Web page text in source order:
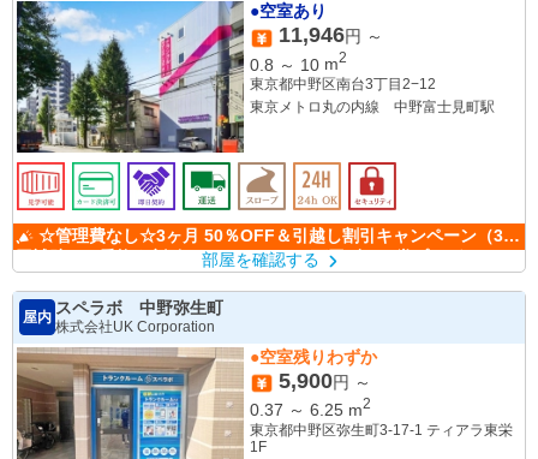
●空室あり
11,946円 ～
0.8 ～ 10 m2
東京都中野区南台3丁目2−12
東京メトロ丸の内線 中野富士見町駅
円補助）＆乗換え割引キャンペーン（3万円ギフト券プレゼント)
部屋を確認する
屋内
スペラボ 中野弥生町
株式会社UK Corporation
●空室残りわずか
5,900円 ～
0.37 ～ 6.25 m2
東京都中野区弥生町3-17-1 ティアラ東栄
1F